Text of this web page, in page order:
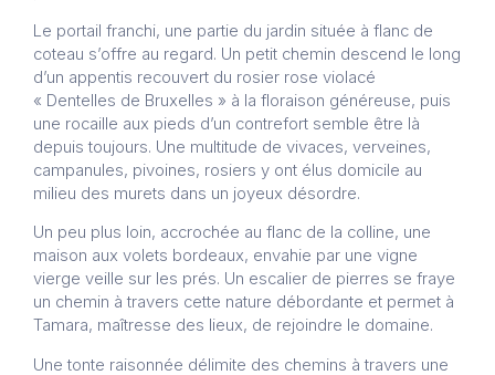
Le portail franchi, une partie du jardin située à flanc de
coteau s’offre au regard. Un petit chemin descend le long
d’un appentis recouvert du rosier rose violacé
« Dentelles de Bruxelles » à la floraison généreuse, puis
une rocaille aux pieds d’un contrefort semble être là
depuis toujours. Une multitude de vivaces, verveines,
campanules, pivoines, rosiers y ont élus domicile au
milieu des murets dans un joyeux désordre.
Un peu plus loin, accrochée au flanc de la colline, une
maison aux volets bordeaux, envahie par une vigne
vierge veille sur les prés. Un escalier de pierres se fraye
un chemin à travers cette nature débordante et permet à
Tamara, maîtresse des lieux, de rejoindre le domaine.
Une tonte raisonnée délimite des chemins à travers une